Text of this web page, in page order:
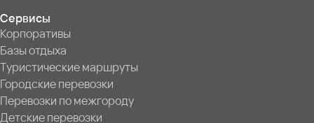
Сервисы
Корпоративы
Базы отдыха
Туристические маршруты
Городские перевозки
Перевозки по межгороду
Детские перевозки